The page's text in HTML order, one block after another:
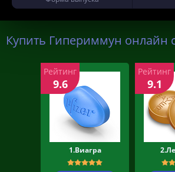
Купить Гипериммун онлайн
1.Виагра
Рейтинг
9.6
Рейтинг
9.1